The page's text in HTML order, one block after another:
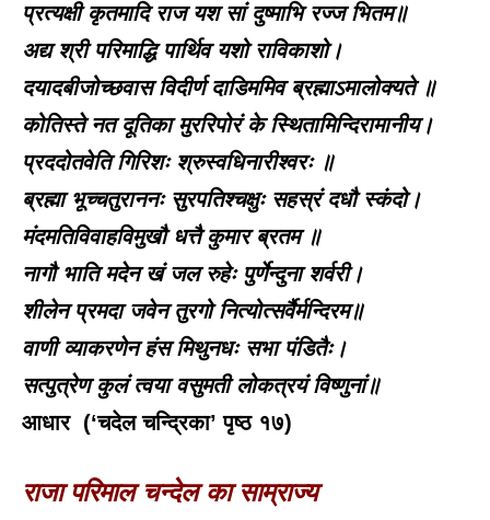
प्रत्यक्षी कृतमादि राज यश सां दुष्माभि रज्ज भितम॥
अद्य श्री परिमाद्धि पार्थिव यशो राविकाशो।
दयादबीजोच्छवास विदीर्ण दाडिममिव ब्रह्माऽमालोक्यते ॥
कोतिस्ते नत दूतिका मुररिपोरं के स्थितामिन्दिरामानीय।
प्रददोतवेति गिरिशः श्रुस्वधिनारीश्वरः ॥
ब्रह्मा भूच्चतुराननः सुरपतिश्चक्षुः सहस्रं दधौ स्कंदो।
मंदमतिविवाहविमुखौ धत्तै कुमार ब्रतम ॥
नागौ भाति मदेन खं जल रुहेः पुर्णेन्दुना शर्वरी।
शीलेन प्रमदा जवेन तुरगो नित्योत्सर्वैर्मन्दिरम॥
वाणी व्याकरणेन हंस मिथुनधः सभा पंडितैः।
सत्पुत्रेण कुलं त्वया वसुमती लोकत्रयं विष्णुनां॥
आधार ‌ (‘चदेल चन्द्रिका’ पृष्ठ १७)
राजा परिमाल चन्देल का साम्राज्य